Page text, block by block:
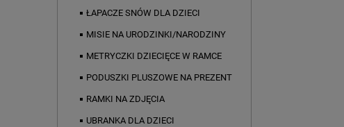
ŁAPACZE SNÓW DLA DZIECI
MISIE NA URODZINKI/NARODZINY
METRYCZKI DZIECIĘCE W RAMCE
PODUSZKI PLUSZOWE NA PREZENT
RAMKI NA ZDJĘCIA
UBRANKA DLA DZIECI